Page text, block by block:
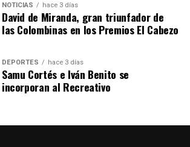
NOTICIAS hace 3 días
David de Miranda, gran triunfador de
las Colombinas en los Premios El Cabezo
DEPORTES hace 3 días
Samu Cortés e Iván Benito se
incorporan al Recreativo